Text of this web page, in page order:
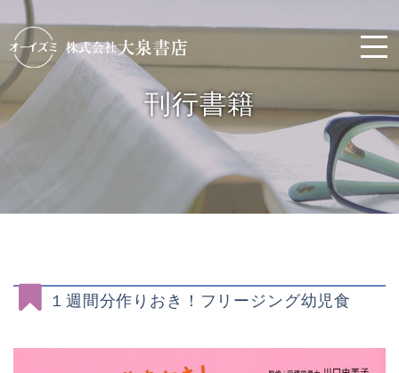
刊行書籍
１週間分作りおき！フリージング幼児食